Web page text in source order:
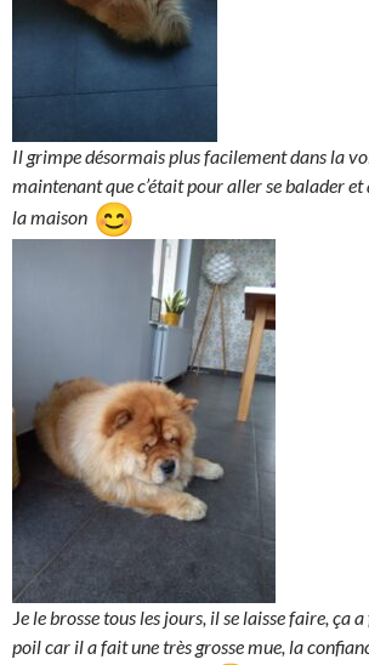
Il grimpe désormais plus facilement dans la
maintenant que c’était pour aller se balader et
la maison
Je le brosse tous les jours, il se laisse faire, ça
poil car il a fait une très grosse mue, la